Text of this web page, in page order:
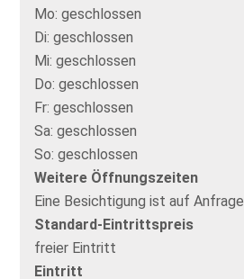
Mo: geschlossen
Di: geschlossen
Mi: geschlossen
Do: geschlossen
Fr: geschlossen
Sa: geschlossen
So: geschlossen
Weitere Öffnungszeiten
Eine Besichtigung ist auf
Standard-Eintrittspreis
freier Eintritt
Eintritt